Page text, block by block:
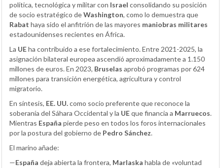
política, tecnológica y militar con Israel consolidando su posición
de socio estratégico deWashington, como lo demuestra que
Rabat haya sido el anfitrión de las mayores maniobras militares
estadounidenses recientes en África.
La UEha contribuido a ese fortalecimiento. Entre 2021-2025, la
asignación bilateral europea ascendió aproximadamente a 1.150
millones de euros. En 2023, Bruselas aprobó programas por 624
millones para transición energética, agricultura y control
migratorio.
En síntesis, EE. UU.como socio preferente que reconoce la
soberanía del Sáhara Occidental y la UEque financia a Marruecos.
Mientras España pierde peso en todos los foros internacionales
por la postura del gobierno de Pedro Sánchez.
El marino añade:
—España deja abierta la frontera, Marlaska habla de «voluntad